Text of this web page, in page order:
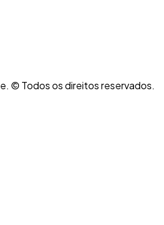
© Todos os direitos reservados.